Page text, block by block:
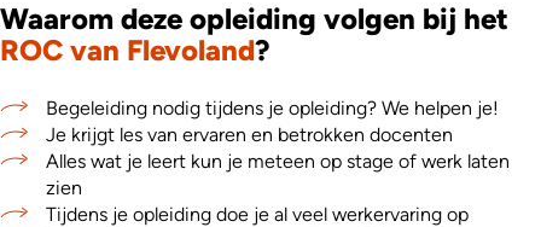
Waarom deze opleiding volgen bij het
ROC van Flevoland?
Begeleiding nodig tijdens je opleiding? We helpen je!
Je krijgt les van ervaren en betrokken docenten
Alles wat je leert kun je meteen op stage of werk laten
zien
Tijdens je opleiding doe je al veel werkervaring op